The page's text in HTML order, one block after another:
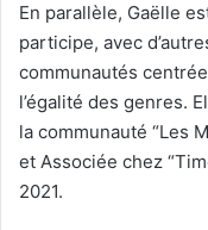
En parallèle, Gaëlle
participe, avec
communautés
l’égalité des genres.
la communauté “Les
et Associée chez
2021.